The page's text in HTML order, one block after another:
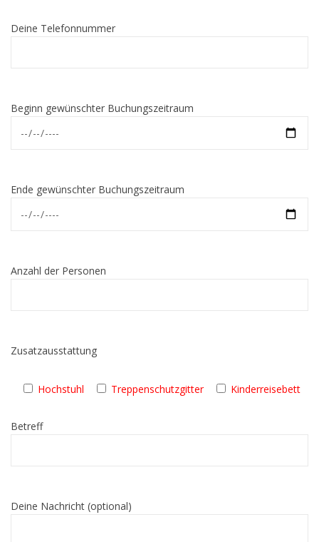
Deine Telefonnummer
Beginn gewünschter Buchungszeitraum
Ende gewünschter Buchungszeitraum
Anzahl der Personen
Zusatzausstattung
Hochstuhl Treppenschutzgitter Kinderreisebett
Betreff
Deine Nachricht (optional)